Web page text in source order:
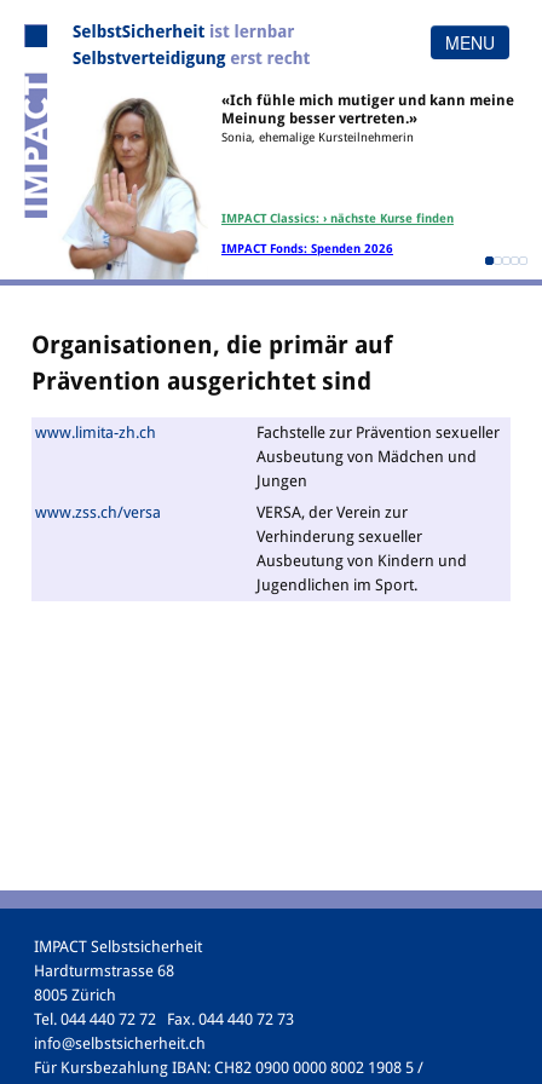
MENU
Menu
Home
Angebot
Methode
Referenzen
Links
«Ich fühle mich mutiger und kann meine
Meinung besser vertreten.»
Sonia, ehemalige Kursteilnehmerin
IMPACT Classics: › nächste Kurse finden
IMPACT Fonds: Spenden 2026
Organisationen, die primär auf
Prävention ausgerichtet sind
www.limita-zh.ch
Fachstelle zur Prävention sexueller
Ausbeutung von Mädchen und
Jungen
www.zss.ch/versa
VERSA, der Verein zur
Verhinderung sexueller
Ausbeutung von Kindern und
Jugendlichen im Sport.
IMPACT Selbstsicherheit
Hardturmstrasse 68
8005 Zürich
Tel. 044 440 72 72 Fax. 044 440 72 73
info@selbstsicherheit.ch
Für Kursbezahlung IBAN: CH82 0900 0000 8002 1908 5 /